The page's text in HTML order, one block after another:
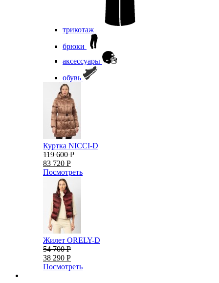
трикотаж
брюки
аксессуары
обувь
Куртка NICCI-D
119 600 Р
83 720 Р
Посмотреть
Жилет ORELY-D
54 700 Р
38 290 Р
Посмотреть